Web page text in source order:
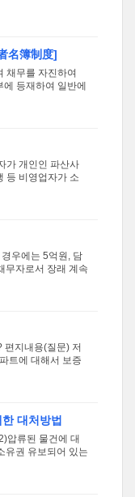
자의 청구에 의하
을 거절하거나, 수
名簿制度]
채무를 자진하여
등재하여 일반에
년 1월 13일자
1월 26일 민사집
가 개인인 파산사
등 비영업자가 소
등을 구입한 결
없어 이를 해결하
우에는 5억원, 담
무자로서 장래 계속
있는 개인이, 원칙
변제하면, 잔존
편지내용(질문) 저
트에 대해서 보증
그리고 같은해 7월
데 최근 뜻밖에도
대처방법
압류된 물건에 대
유권 유보되어 있는
소로서 배제한다
위한 보전조치이